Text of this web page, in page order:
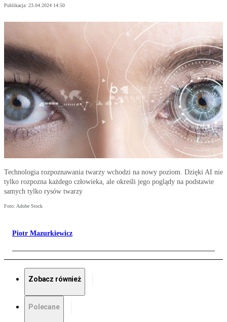
Publikacja: 23.04.2024 14:50
Technologia rozpoznawania twarzy wchodzi na nowy poziom. Dzięki AI nie
tylko rozpozna każdego człowieka, ale określi jego poglądy na podstawie
samych tylko rysów twarzy
Foto: Adobe Stock
Piotr Mazurkiewicz
Zobacz również
Polecane